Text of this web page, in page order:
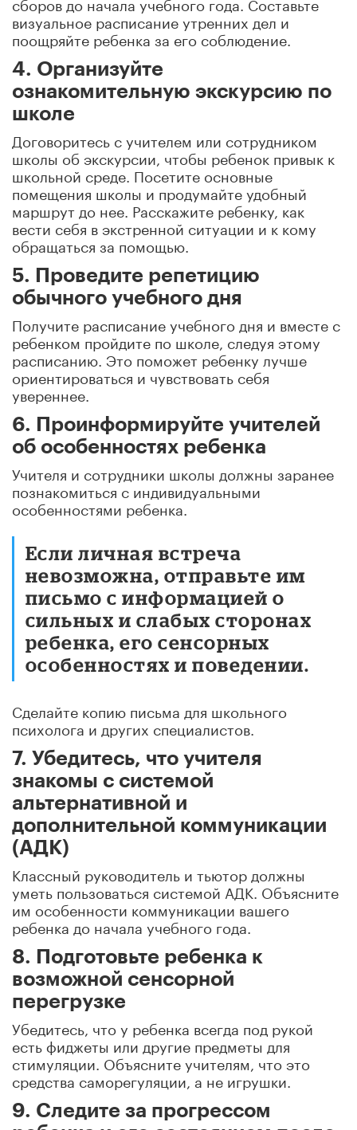
визуальное расписание утренних дел и
поощряйте ребенка за его соблюдение.
4. Организуйте
ознакомительную экскурсию по
школе
Договоритесь с учителем или сотрудником
школы об экскурсии, чтобы ребенок привык к
школьной среде. Посетите основные
помещения школы и продумайте удобный
маршрут до нее. Расскажите ребенку, как
вести себя в экстренной ситуации и к кому
обращаться за помощью.
5. Проведите репетицию
обычного учебного дня
Получите расписание учебного дня и вместе с
ребенком пройдите по школе, следуя этому
расписанию. Это поможет ребенку лучше
ориентироваться и чувствовать себя
увереннее.
6. Проинформируйте учителей
об особенностях ребенка
Учителя и сотрудники школы должны заранее
познакомиться с индивидуальными
особенностями ребенка.
Если личная встреча
невозможна, отправьте им
письмо с информацией о
сильных и слабых сторонах
ребенка, его сенсорных
особенностях и поведении.
Сделайте копию письма для школьного
психолога и других специалистов.
7. Убедитесь, что учителя
знакомы с системой
альтернативной и
дополнительной коммуникации
(АДК)
Классный руководитель и тьютор должны
уметь пользоваться системой АДК. Объясните
им особенности коммуникации вашего
ребенка до начала учебного года.
8. Подготовьте ребенка к
возможной сенсорной
перегрузке
Убедитесь, что у ребенка всегда под рукой
есть фиджеты или другие предметы для
стимуляции. Объясните учителям, что это
средства саморегуляции, а не игрушки.
9. Следите за прогрессом